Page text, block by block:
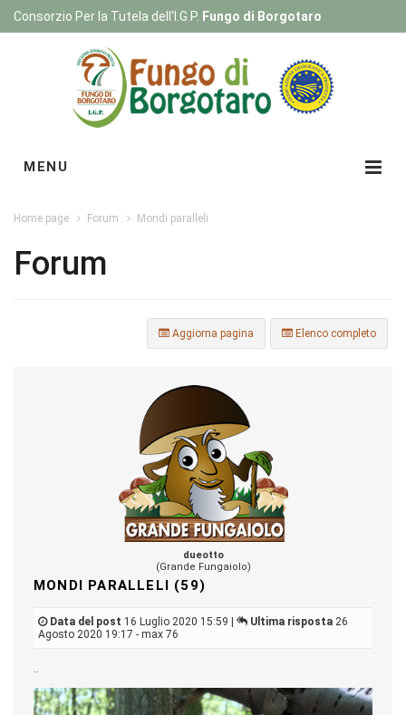
Consorzio Per la Tutela dell'I.G.P. Fungo di Borgotaro
MENU
Home page Forum Mondi paralleli
Forum
Elenco completo
Aggiorna pagina
dueotto
(Grande Fungaiolo)
MONDI PARALLELI (59)
Data del post 16 Luglio 2020 15:59 | Ultima risposta 26
Agosto 2020 19:17 - max 76
..